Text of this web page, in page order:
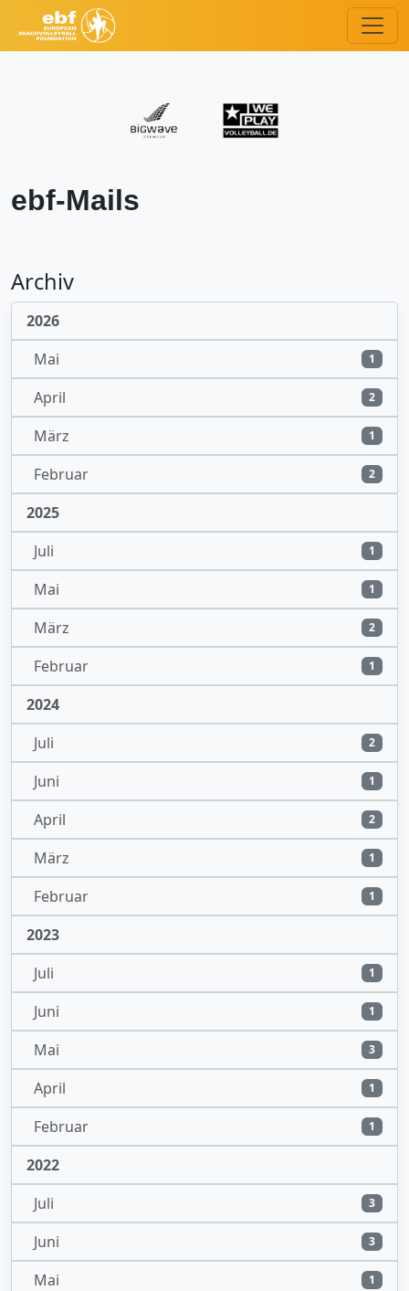
ebf-Mails
Archiv
2026
Mai
1
April 2
März 1
Februar 2
2025
Juli
1
Mai 1
März 2
Februar 1
2024
Juli
2
Juni 1
April 2
März 1
Februar 1
2023
Juli
1
Juni 1
Mai 3
April 1
Februar 1
2022
Juli
3
Juni 3
Mai 1